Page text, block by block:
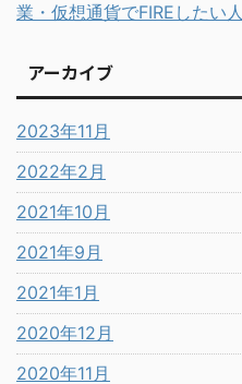
業・仮想通貨でFIREしたい人
アーカイブ
2023年11月
2022年2月
2021年10月
2021年9月
2021年1月
2020年12月
2020年11月